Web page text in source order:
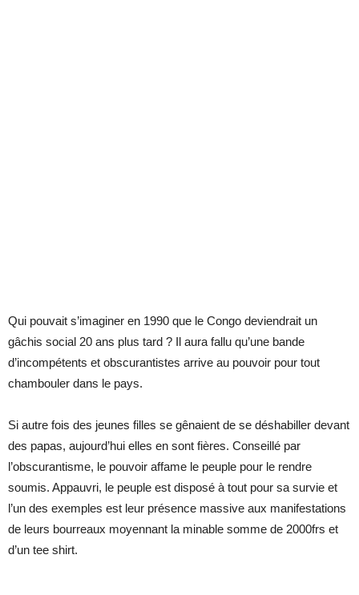
Qui pouvait s’imaginer en 1990 que le Congo deviendrait un
gâchis social 20 ans plus tard ? Il aura fallu qu’une bande
d’incompétents et obscurantistes arrive au pouvoir pour tout
chambouler dans le pays.
Si autre fois des jeunes filles se gênaient de se déshabiller devant
des papas, aujourd’hui elles en sont fières. Conseillé par
l’obscurantisme, le pouvoir affame le peuple pour le rendre
soumis. Appauvri, le peuple est disposé à tout pour sa survie et
l’un des exemples est leur présence massive aux manifestations
de leurs bourreaux moyennant la minable somme de 2000frs et
d’un tee shirt.